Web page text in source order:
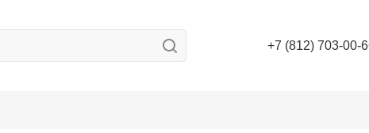
+7 (812) 703-00-